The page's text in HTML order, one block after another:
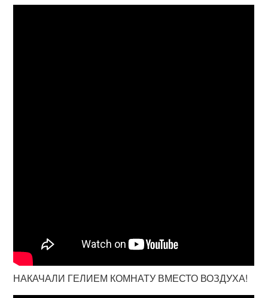
НАКАЧАЛИ ГЕЛИЕМ КОМНАТУ ВМЕСТО ВОЗДУХА!